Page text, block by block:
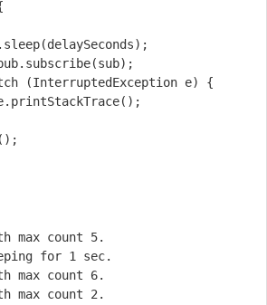
max count 5.
for 1 sec.
max count 6.
max count 2.